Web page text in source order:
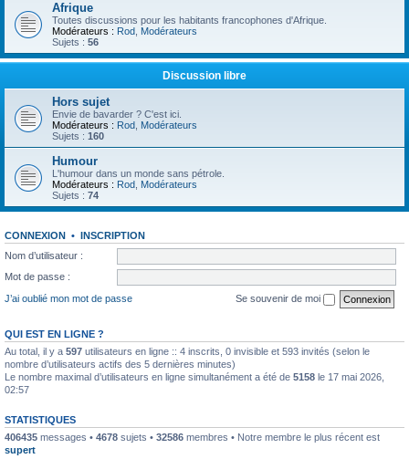
Afrique
Toutes discussions pour les habitants francophones d'Afrique.
Modérateurs : Rod Modérateurs
Sujets : 56
Discussion libre
Hors sujet
Envie de bavarder ? C'est ici.
Modérateurs : Rod Modérateurs
Sujets : 160
Humour
L'humour dans un monde sans pétrole.
Modérateurs : Rod Modérateurs
Sujets : 74
CONNEXION • INSCRIPTION
Nom d’utilisateur :
Mot de passe :
J’ai oublié mon mot de passe
Se souvenir de moi
QUI EST EN LIGNE ?
Au total, il y a 597 utilisateurs en ligne :: 4 inscrits, 0 invisible et 593 invités (selon le
nombre d’utilisateurs actifs des 5 dernières minutes)
Le nombre maximal d’utilisateurs en ligne simultanément a été de 5158 le 17 mai 2026,
02:57
STATISTIQUES
406435 messages • 4678 sujets • 32586 membres • Notre membre le plus récent est
supert